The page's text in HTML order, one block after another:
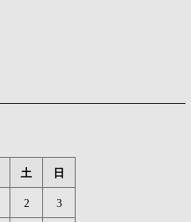
土 日
2 3